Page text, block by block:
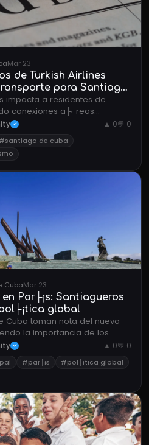
Mar 23
de Turkish Airlines
para Santiago
impacta a residentes de
conexiones a├⌐reas
en el sector tur├¡stico.
✓ ▲ 0💬 0
#santiago de cuba
CubaMar 23
Par├¡s: Santiagueros
global
Cuba toman nota del nuevo
la importancia de los
aunque con limitado impacto
✓ ▲ 0💬 0
#par├¡s
#pol├¡tica global